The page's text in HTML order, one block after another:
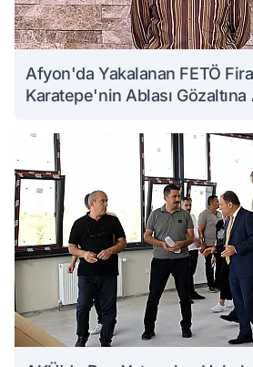
Afyon'da Yakalanan FETÖ
Karatepe'nin Ablası Gözaltına